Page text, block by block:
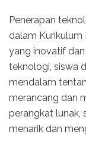
Penerapan
dalam Kurikulum
yang inovatif
teknologi, siswa
mendalam
merancang dan
perangkat lunak,
menarik dan